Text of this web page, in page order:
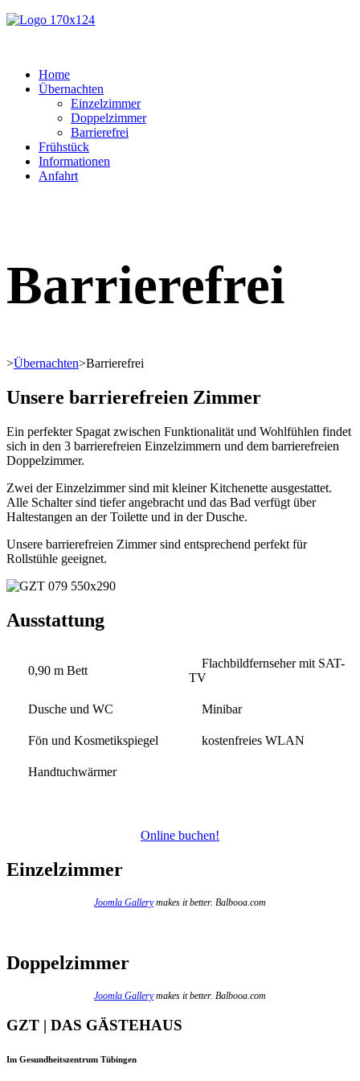
Home
Übernachten
Einzelzimmer
Doppelzimmer
Barrierefrei
Frühstück
Informationen
Anfahrt
Barrierefrei
>Übernachten>Barrierefrei
Unsere barrierefreien Zimmer
Ein perfekter Spagat zwischen Funktionalität und Wohlfühlen findet
sich in den 3 barrierefreien Einzelzimmern und dem barrierefreien
Doppelzimmer.
Zwei der Einzelzimmer sind mit kleiner Kitchenette ausgestattet.
Alle Schalter sind tiefer angebracht und das Bad verfügt über
Haltestangen an der Toilette und in der Dusche.
Unsere barrierefreien Zimmer sind entsprechend perfekt für
Rollstühle geeignet.
Ausstattung
0,90 m Bett
Flachbildfernseher mit SAT-
TV
Dusche und WC Minibar
Fön und Kosmetikspiegel kostenfreies WLAN
Handtuchwärmer
Online buchen!
Einzelzimmer
Joomla Gallerymakes it better. Balbooa.com
Doppelzimmer
Joomla Gallerymakes it better. Balbooa.com
GZT | DAS GÄSTEHAUS
Im Gesundheitszentrum Tübingen